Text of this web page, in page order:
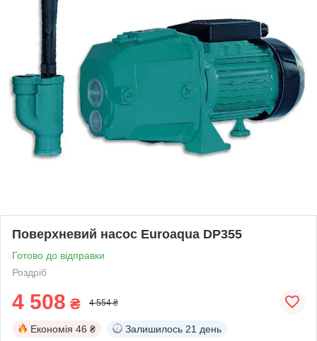
Поверхневий насос Euroaqua DP355
Готово до відправки
Роздріб
4 508 ₴ 4 554 ₴
Економія 46 ₴ Залишилось 21 день